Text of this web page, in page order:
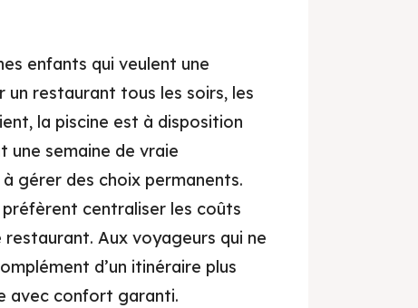
et spectacle
enfants qui veulent une
restaurant tous les soirs, les
la piscine est à disposition
une semaine de vraie
gérer des choix permanents.
centraliser les coûts
Aux voyageurs qui ne
d’un itinéraire plus
avec confort garanti.